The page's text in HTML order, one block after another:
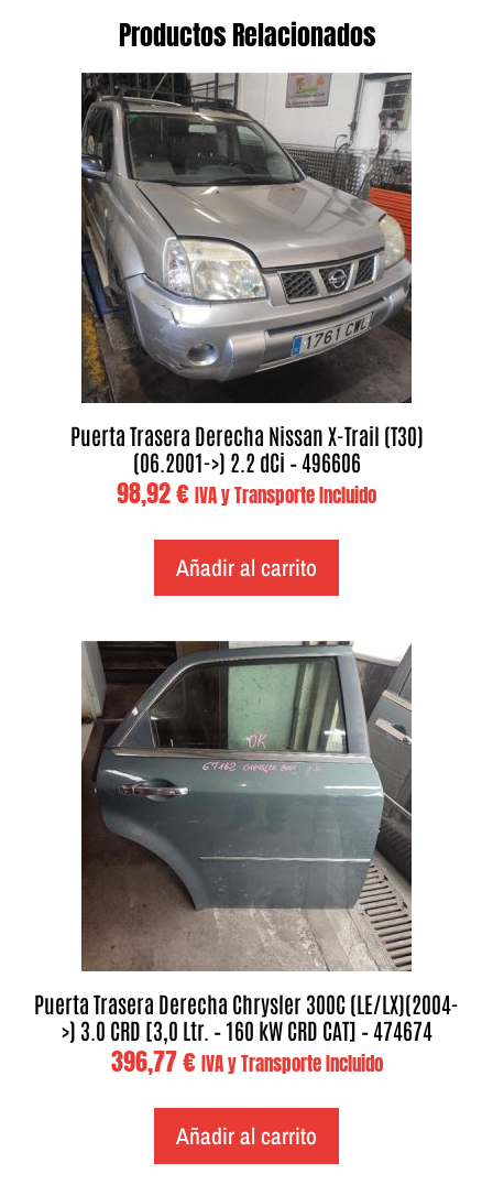
Productos Relacionados
Puerta Trasera Derecha Nissan X-Trail (T30)
(06.2001->) 2.2 dCi – 496606
98,92€ IVA y Transporte Incluido
Añadir al carrito
Puerta Trasera Derecha Chrysler 300C (LE/LX)(2004-
>) 3.0 CRD [3,0 Ltr. – 160 kW CRD CAT] – 474674
396,77€ IVA y Transporte Incluido
Añadir al carrito